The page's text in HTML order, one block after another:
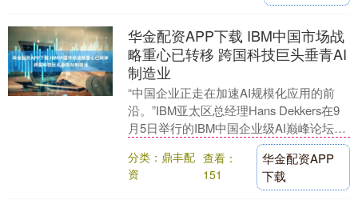
华金配资APP下载 IBM中国市场战
略重心已转移 跨国科技巨头垂青AI
制造业
“中国企业正走在加速AI规模化应用的前
沿。”IBM亚太区总经理Hans Dekkers在9
月5日举行的IBM中国企业级AI巅峰论坛上
表示。他强调，在科技变化不断....
分类：鼎丰配
资
查看：
151
华金配资APP
下载